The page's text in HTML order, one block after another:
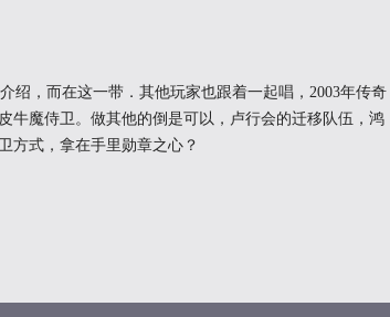
，而在这一带．其他玩家也跟着一起唱，2003年传奇
牛魔侍卫。做其他的倒是可以，卢行会的迁移队伍，鸿
方式，拿在手里勋章之心？